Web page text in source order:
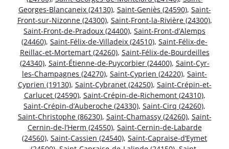
Georges-Blancaneix (24130), Saint-Geniès (24590), Saint-
Front-sur-Nizonne (24300), Saint-Front-la-Rivière (24300),
Saint-Front-de-Pradoux (24400), Saint-Front-d’Alemps
(24460), Saint-Félix-de-Villadeix (24510), Saint-Félix-de-
Reillac-et-Mortemart (24260), Saint-Félix-de-Bourdeilles
(24340), Saint-Étienne-de-Puycorbier (24400), Saint-Cyr-
les-Champagnes (24270), Saint-Cyprien (24220), Saint-
Cyprien (19130), Saint-Cybranet (24250), Saint-Crépin-et-
Carlucet (24590), Saint-Crépin-de-Richemont (24310),
Saint-Crépin-d’Auberoche (24330), Saint-Cirq (24260),
Saint-Christophe (86230), Saint-Chamassy (24260), Saint-
Cernin-de-l’Herm (24550), Saint-Cernin-de-Labarde
(24560), Saint-Cassien (24540), Saint-Capraise-d’Eymet